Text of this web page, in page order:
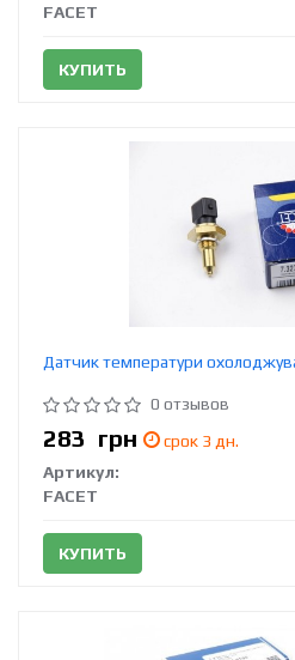
FACET
КУПИТЬ
Датчик температури
0 отзывов
283 грн
срок 3 дн.
Артикул:
FACET
КУПИТЬ